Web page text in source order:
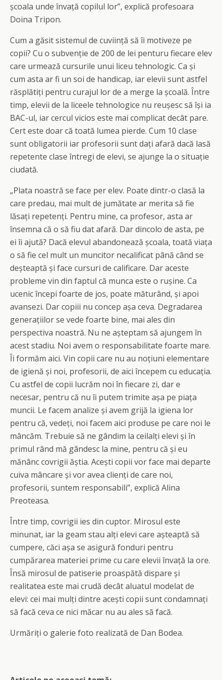
școala unde învață copilul lor”, explică profesoara
Doina Tripon.
Cum a găsit sistemul de cuviință să îi motiveze pe
copii? Cu o subvenție de 200 de lei penturu fiecare elev
care urmează cursurile unui liceu tehnologic. Ca și
cum asta ar fi un soi de handicap, iar elevii sunt astfel
răsplătiți pentru curajul lor de a merge la școală. Între
timp, elevii de la liceele tehnologice nu reușesc să își ia
BAC-ul, iar cercul vicios este mai complicat decât pare.
Cert este doar că toată lumea pierde. Cum 10 clase
sunt obligatorii iar profesorii sunt dați afară dacă lasă
repetente clase întregi de elevi, se ajunge la o situație
ciudată.
„Plata noastră se face per elev. Poate dintr-o clasă la
care predau, mai mult de jumătate ar merita să fie
lăsați repetenți. Pentru mine, ca profesor, asta ar
însemna că o să fiu dat afară. Dar dincolo de asta, pe
ei îi ajută? Dacă elevul abandonează școala, toată viața
o să fie cel mult un muncitor necalificat până când se
deșteaptă și face cursuri de calificare. Dar aceste
probleme vin din faptul că munca este o rușine. Ca
ucenic începi foarte de jos, poate măturând, și apoi
avansezi. Dar copiii nu concep așa ceva. Degradarea
generațiilor se vede foarte bine, mai ales din
perspectiva noastră. Nu ne așteptam să ajungem în
acest stadiu. Noi avem o responsabilitate foarte mare.
Îi formăm aici. Vin copii care nu au noțiuni elementare
de igienă și noi, profesorii, de aici începem cu educația.
Cu astfel de copii lucrăm noi în fiecare zi, dar e
necesar, pentru că nu îi putem trimite așa pe piața
muncii. Le facem analize și avem grijă la igiena lor
pentru că, vedeți, noi facem aici produse pe care noi le
mâncăm. Trebuie să ne gândim la ceilalți elevi și în
primul rând mă gândesc la mine, pentru că și eu
mănânc covrigii ăștia. Acești copii vor face mai departe
cuiva mâncare și vor avea clienți de care noi,
profesorii, suntem responsabili”, explică Alina
Preoteasa.
Între timp, covrigii ies din cuptor. Mirosul este
minunat, iar la geam stau alți elevi care așteaptă să
cumpere, căci așa se asigură fonduri pentru
cumpărarea materiei prime cu care elevii învață la ore.
Însă mirosul de patiserie proaspătă dispare și
realitatea este mai crudă decât aluatul modelat de
elevi: cei mai mulți dintre acești copii sunt condamnați
să facă ceva ce nici măcar nu au ales să facă.
Urmăriți o galerie foto realizată de Dan Bodea.